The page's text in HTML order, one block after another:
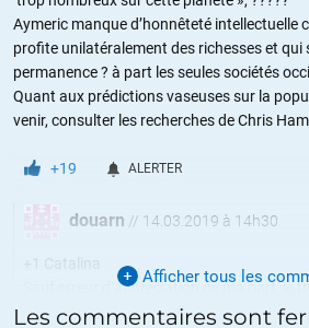
Aymeric manque d’honnêteté intellectuelle
profite unilatéralement des richesses et qui
permanence ? à part les seules sociétés
Quant aux prédictions vaseuses sur la
venir, consulter les recherches de Chris
+19 ALERTER
douarn // 14.03.2019 à 14h30
+1 Catalina
Sauf erreur d’appréciation de ma part, je
de M. Caron se télescopent durement
Afficher tous les
Les commentaires sont